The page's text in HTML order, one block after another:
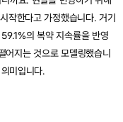
작한다고 가정했습니다. 거기
의 복약 지속률을 반영
지는 것으로 모델링했습니
미입니다.